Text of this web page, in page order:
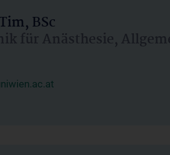
BSc
für Anästhesie,